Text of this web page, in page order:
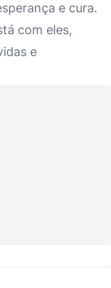
e cura.
com eles,
e